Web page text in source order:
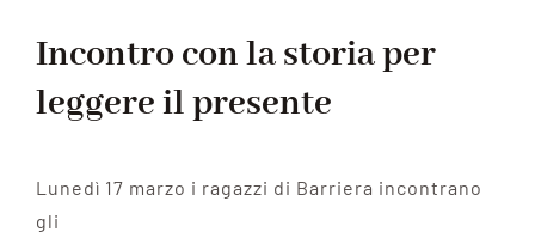
Incontro con la storia per
leggere il presente
Lunedì 17 marzo i ragazzi di Barriera incontrano
gli